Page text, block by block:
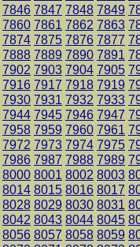
7846 7847 7848 7849
7860 7861 7862 7863
7874 7875 7876 7877
7888 7889 7890 7891
7902 7903 7904 7905
7916 7917 7918 7919
7930 7931 7932 7933
7944 7945 7946 7947
7958 7959 7960 7961
7972 7973 7974 7975
7986 7987 7988 7989
8000 8001 8002 8003
8014 8015 8016 8017
8028 8029 8030 8031
8042 8043 8044 8045
8056 8057 8058 8059